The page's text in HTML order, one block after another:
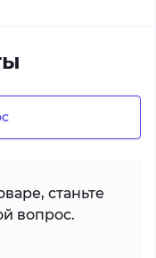
станьте
вопрос.